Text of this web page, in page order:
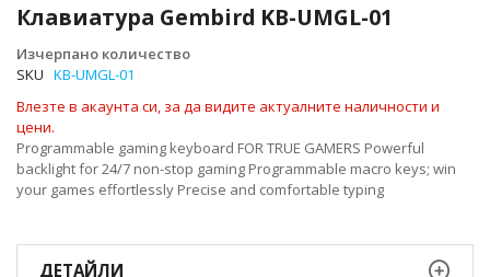
Клавиатура Gembird KB-UMGL-01
Изчерпано количество
SKU KB-UMGL-01
Влезте в акаунта си, за да видите актуалните наличности и
цени.
Programmable gaming keyboard FOR TRUE GAMERS Powerful
backlight for 24/7 non-stop gaming Programmable macro keys; win
your games effortlessly Precise and comfortable typing
към
началото
на
галерия
снимки
ДЕТАЙЛИ